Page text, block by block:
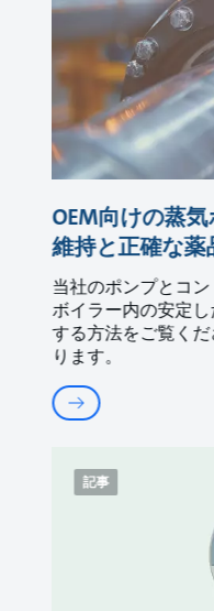
OEM向けの蒸
維持と正確な薬
当社のポンプとコ
ボイラー内の安定
する方法をご覧く
ります。
記事